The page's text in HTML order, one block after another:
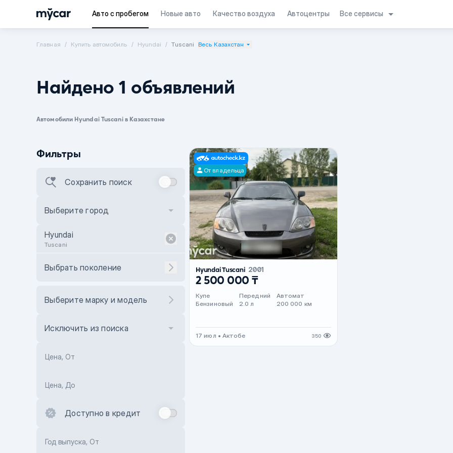
Авто с пробегом Новые авто Качество воздуха Автоцентры Все сервисы
Главная Купить автомобиль Hyundai Tuscani Весь Казахстан
Найдено 1 объявлений
Автомобили Hyundai Tuscani в Казахстане
Фильтры
Сохранить поиск
Выберите город
Hyundai
Tuscani
Выбрать поколение
Выберите марку и модель
Исключить из поиска
Цена, От
Цена, До
Доступно в кредит
Год выпуска, От
От владельца
Hyundai Tuscani 2001
2 500 000 ₸
Купе
Бензиновый
Передний
2.0 л
Автомат
200 000 км
17 июл • Актобе 350